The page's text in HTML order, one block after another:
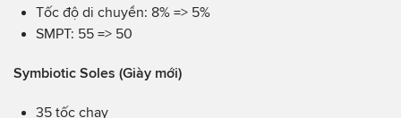
Tốc độ di chuyển: 8% => 5%
SMPT: 55 => 50
Symbiotic Soles (Giày mới)
35 tốc chạy